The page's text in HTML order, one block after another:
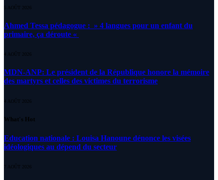
5 AOÛT 2026
Ahmed Tessa pédagogue : » 4 langues pour un enfant du
primaire, ça déroute «
4 AOÛT 2026
MDN-ANP: Le président de la République honore la mémoire
des martyrs et celles des victimes du terrorisme
4 AOÛT 2026
What's Hot
Education nationale : Louisa Hanoune dénonce les visées
idéologiques au dépend du secteur
7 AOÛT 2026